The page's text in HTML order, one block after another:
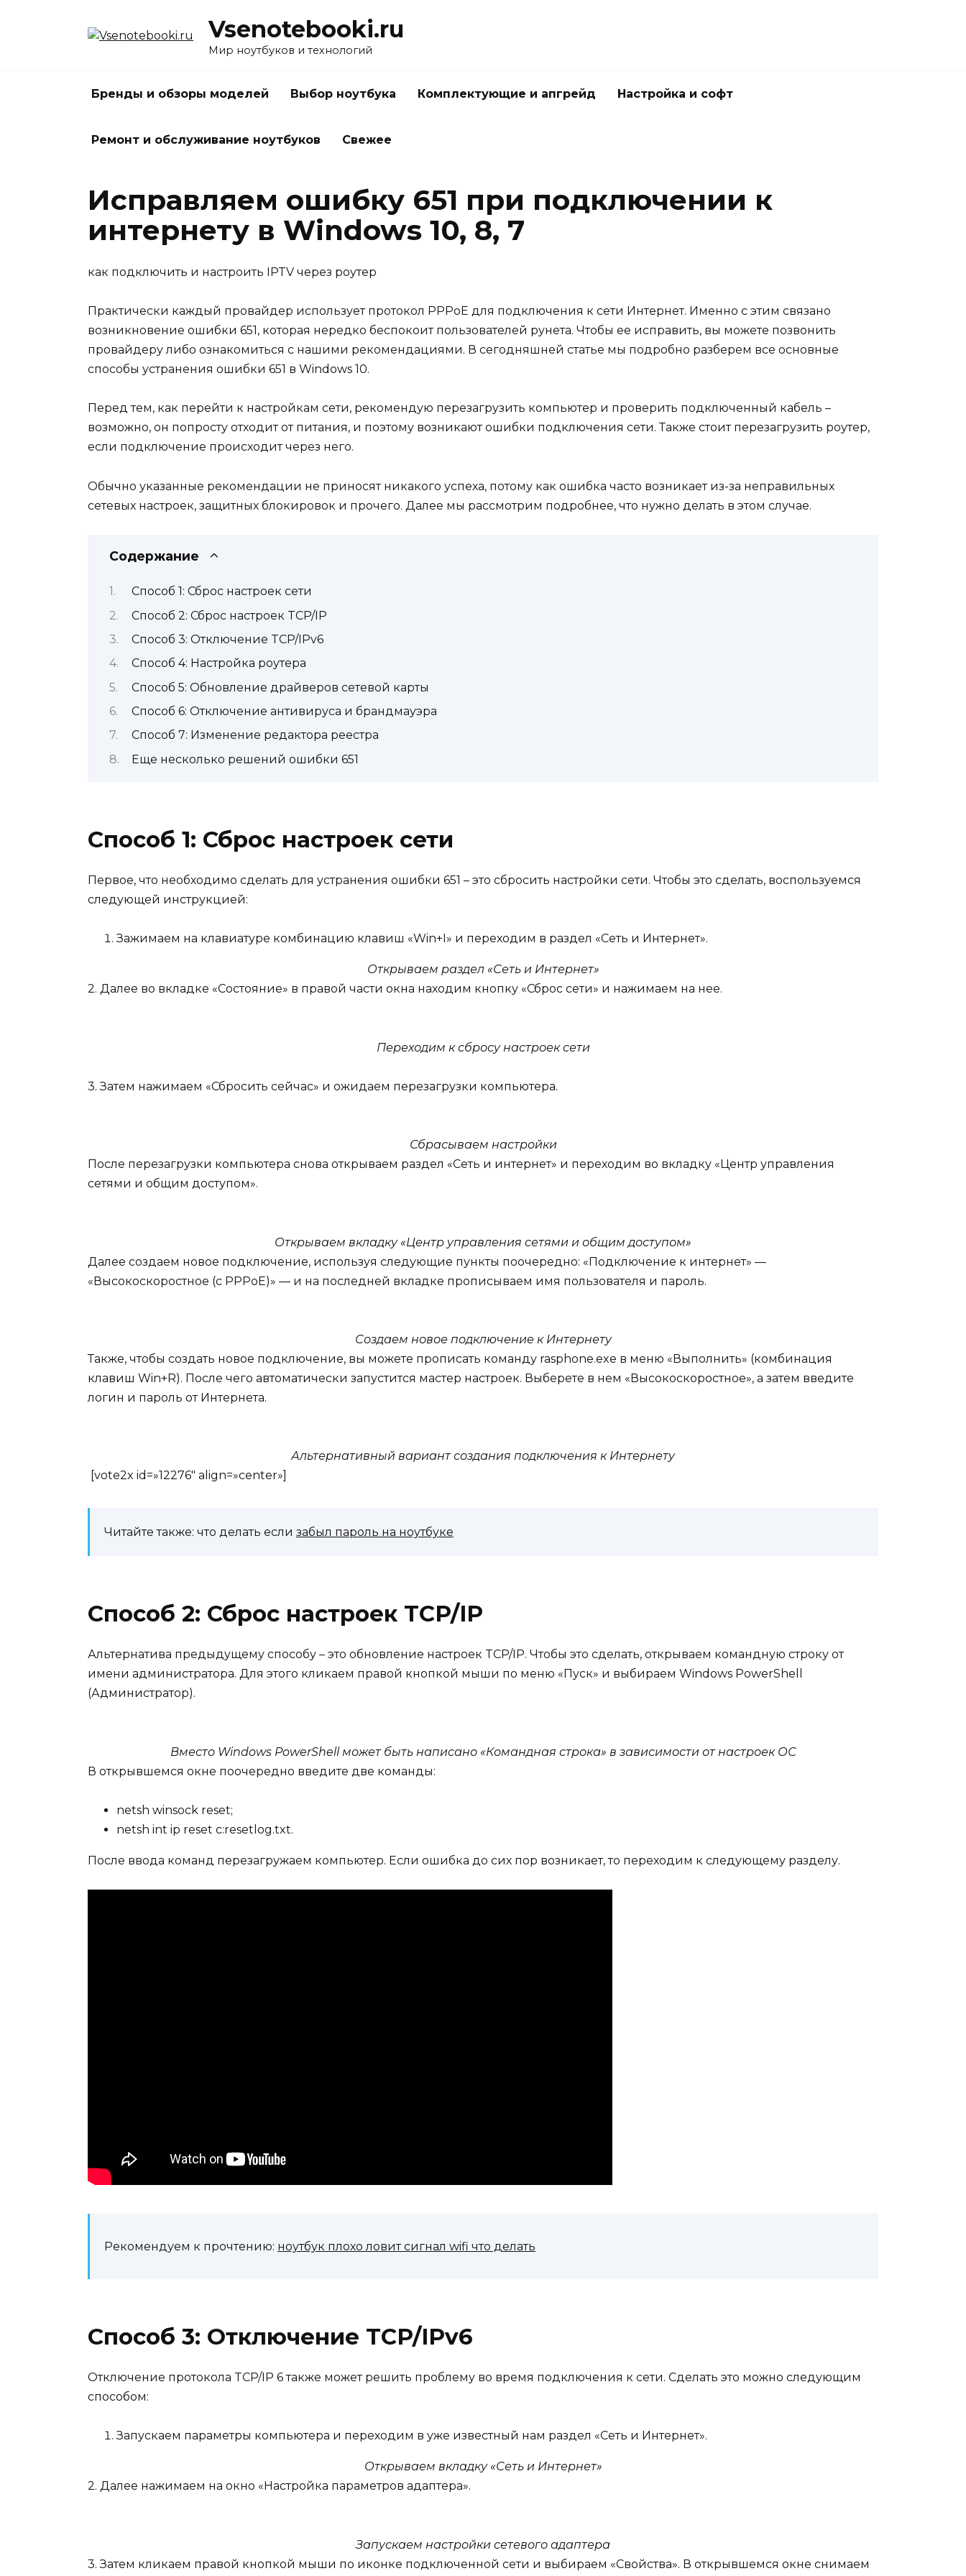
Vsenotebooki.ru
Мир ноутбуков и технологий
Бренды и обзоры моделей Выбор ноутбука Комплектующие и апгрейд Настройка и софт
Ремонт и обслуживание ноутбуков Свежее
Исправляем ошибку 651 при подключении к
интернету в Windows 10, 8, 7
как подключить и настроить IPTV через роутер
Практически каждый провайдер использует протокол PPPoE для подключения к сети Интернет. Именно с этим связано
возникновение ошибки 651, которая нередко беспокоит пользователей рунета. Чтобы ее исправить, вы можете позвонить
провайдеру либо ознакомиться с нашими рекомендациями. В сегодняшней статье мы подробно разберем все основные
способы устранения ошибки 651 в Windows 10.
Перед тем, как перейти к настройкам сети, рекомендую перезагрузить компьютер и проверить подключенный кабель –
возможно, он попросту отходит от питания, и поэтому возникают ошибки подключения сети. Также стоит перезагрузить роутер,
если подключение происходит через него.
Обычно указанные рекомендации не приносят никакого успеха, потому как ошибка часто возникает из-за неправильных
сетевых настроек, защитных блокировок и прочего. Далее мы рассмотрим подробнее, что нужно делать в этом случае.
Содержание
Способ 1: Сброс настроек сети
Способ 2: Сброс настроек TCP/IP
Способ 3: Отключение TCP/IPv6
Способ 4: Настройка роутера
Способ 5: Обновление драйверов сетевой карты
Способ 6: Отключение антивируса и брандмауэра
Способ 7: Изменение редактора реестра
Еще несколько решений ошибки 651
Способ 1: Сброс настроек сети
Первое, что необходимо сделать для устранения ошибки 651 – это сбросить настройки сети. Чтобы это сделать, воспользуемся
следующей инструкцией:
Зажимаем на клавиатуре комбинацию клавиш «Win+I» и переходим в раздел «Сеть и Интернет».
Открываем раздел «Сеть и Интернет»
2. Далее во вкладке «Состояние» в правой части окна находим кнопку «Сброс сети» и нажимаем на нее.
Переходим к сбросу настроек сети
3. Затем нажимаем «Сбросить сейчас» и ожидаем перезагрузки компьютера.
Сбрасываем настройки
После перезагрузки компьютера снова открываем раздел «Сеть и интернет» и переходим во вкладку «Центр управления
сетями и общим доступом».
Открываем вкладку «Центр управления сетями и общим доступом»
Далее создаем новое подключение, используя следующие пункты поочередно: «Подключение к интернет» —
«Высокоскоростное (с PPPoE)» — и на последней вкладке прописываем имя пользователя и пароль.
Создаем новое подключение к Интернету
Также, чтобы создать новое подключение, вы можете прописать команду rasphone.exe в меню «Выполнить» (комбинация
клавиш Win+R). После чего автоматически запустится мастер настроек. Выберете в нем «Высокоскоростное», а затем введите
логин и пароль от Интернета.
Альтернативный вариант создания подключения к Интернету
[vote2x id=»12276″ align=»center»]
Читайте также: что делать если забыл пароль на ноутбуке
Способ 2: Сброс настроек TCP/IP
Альтернатива предыдущему способу – это обновление настроек TCP/IP. Чтобы это сделать, открываем командную строку от
имени администратора. Для этого кликаем правой кнопкой мыши по меню «Пуск» и выбираем Windows PowerShell
(Администратор).
Вместо Windows PowerShell может быть написано «Командная строка» в зависимости от настроек ОС
В открывшемся окне поочередно введите две команды:
netsh winsock reset;
netsh int ip reset c:resetlog.txt.
После ввода команд перезагружаем компьютер. Если ошибка до сих пор возникает, то переходим к следующему разделу.
Рекомендуем к прочтению: ноутбук плохо ловит сигнал wifi что делать
Способ 3: Отключение TCP/IPv6
Отключение протокола TCP/IP 6 также может решить проблему во время подключения к сети. Сделать это можно следующим
способом:
Запускаем параметры компьютера и переходим в уже известный нам раздел «Сеть и Интернет».
Открываем вкладку «Сеть и Интернет»
2. Далее нажимаем на окно «Настройка параметров адаптера».
Запускаем настройки сетевого адаптера
3. Затем кликаем правой кнопкой мыши по иконке подключенной сети и выбираем «Свойства». В открывшемся окне снимаем